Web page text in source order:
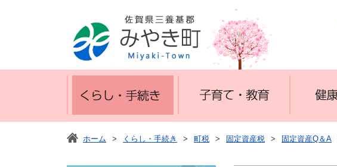
ホーム > くらし・手続き > 町税 > 固定資産税 > 固定資産Q＆A